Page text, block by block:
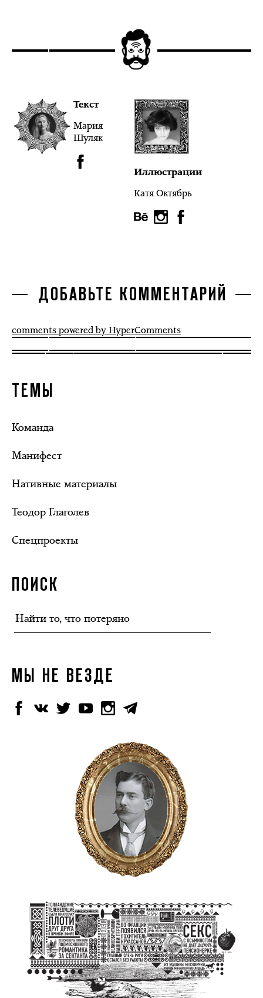
Текст
Мария
Шуляк
Иллюстрации
Катя Октябрь
ДОБАВЬТЕ КОММЕНТАРИЙ
comments powered by HyperComments
ТЕМЫ
Команда
Манифест
Нативные материалы
Теодор Глаголев
Спецпроекты
ПОИСК
МЫ НЕ ВЕЗДЕ